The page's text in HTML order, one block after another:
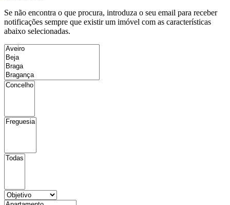
Se não encontra o que procura, introduza o seu email para receber
notificações sempre que existir um imóvel com as características
abaixo selecionadas.